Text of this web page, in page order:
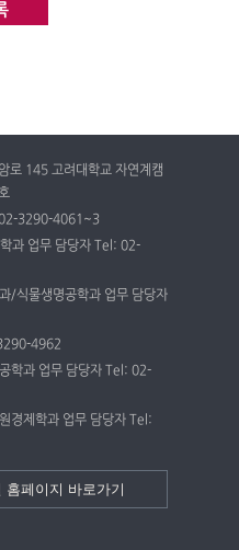
로 145 고려대학교 자연계캠
02-3290-4061~3
과 업무 담당자 Tel: 02-
/식물생명공학과 업무 담당자
4962
학과 업무 담당자 Tel: 02-
경제학과 업무 담당자 Tel: